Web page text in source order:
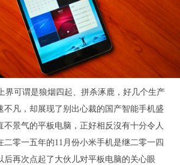
界可谓是狼烟四起、拼杀涿鹿，好几个生产
不凡，却展现了别出心裁的国产智能手机盛
不景气的平板电脑，正好相反沒有十分令人
二零一五年的11月份小米手机是继二零一四
后再次点起了大伙儿对平板电脑的关心眼